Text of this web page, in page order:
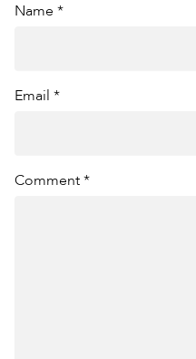
Name *
Email *
Comment *